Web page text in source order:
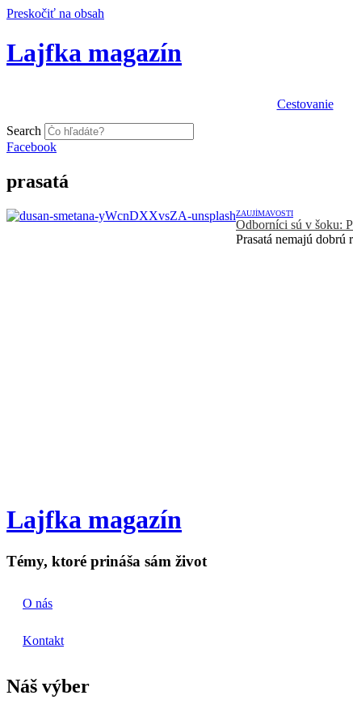
Preskočiť na obsah
Lajfka magazín
Cestovanie
Search
Facebook
prasatá
ZAUJÍMAVOSTI
Odborníci sú v šoku:
Prasatá nemajú dobrú
Lajfka magazín
Témy, ktoré prináša sám život
O nás
Kontakt
Náš výber